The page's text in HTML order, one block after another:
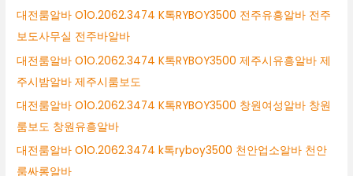
대전룸알바 O1O.2062.3474 K톡RYBOY3500 전주유흥알바 전주
보도사무실 전주바알바
대전룸알바 O1O.2062.3474 K톡RYBOY3500 제주시유흥알바 제
주시밤알바 제주시룸보도
대전룸알바 O1O.2062.3474 K톡RYBOY3500 창원여성알바 창원
룸보도 창원유흥알바
대전룸알바 O1O.2062.3474 k톡ryboy3500 천안업소알바 천안
룸싸롱알바